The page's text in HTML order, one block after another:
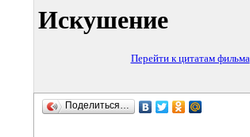
Искушение
Перейти к цитатам фильма
Поделиться…